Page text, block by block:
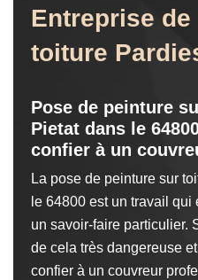
Entreprise
toiture
Pose de peinture
Pietat dans le
confier à un
La pose de peinture sur
le 64800 est un travail
un savoir-faire particulier.
de cela très dangereuse
confier à un couvreur